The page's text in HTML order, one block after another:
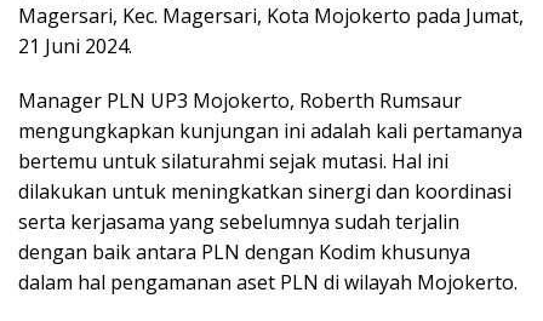
Magersari, Kec. Magersari, Kota Mojokerto pada Jumat,
21 Juni 2024.
Manager PLN UP3 Mojokerto, Roberth Rumsaur
mengungkapkan kunjungan ini adalah kali pertamanya
bertemu untuk silaturahmi sejak mutasi. Hal ini
dilakukan untuk meningkatkan sinergi dan koordinasi
serta kerjasama yang sebelumnya sudah terjalin
dengan baik antara PLN dengan Kodim khusunya
dalam hal pengamanan aset PLN di wilayah Mojokerto.